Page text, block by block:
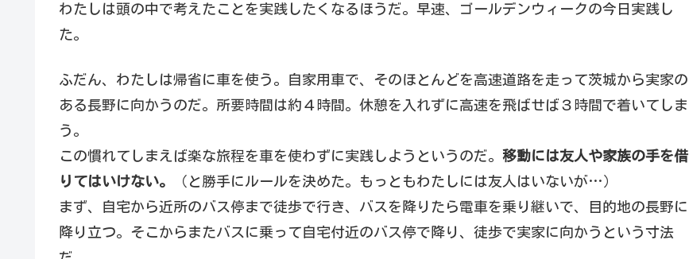
わたしは頭の中で考えたことを実践したくなるほうだ。早速、ゴールデンウィークの今日実践し
た。
ふだん、わたしは帰省に車を使う。自家用車で、そのほとんどを高速道路を走って茨城から実家の
ある長野に向かうのだ。所要時間は約４時間。休憩を入れずに高速を飛ばせば３時間で着いてしま
う。
この慣れてしまえば楽な旅程を車を使わずに実践しようというのだ。 移動には友人や家族の手を借
りてはいけない。
（と勝手にルールを決めた。もっともわたしには友人はいないが…）
まず、自宅から近所のバス停まで徒歩で行き、バスを降りたら電車を乗り継いで、目的地の長野に
降り立つ。そこからまたバスに乗って自宅付近のバス停で降り、徒歩で実家に向かうという寸法